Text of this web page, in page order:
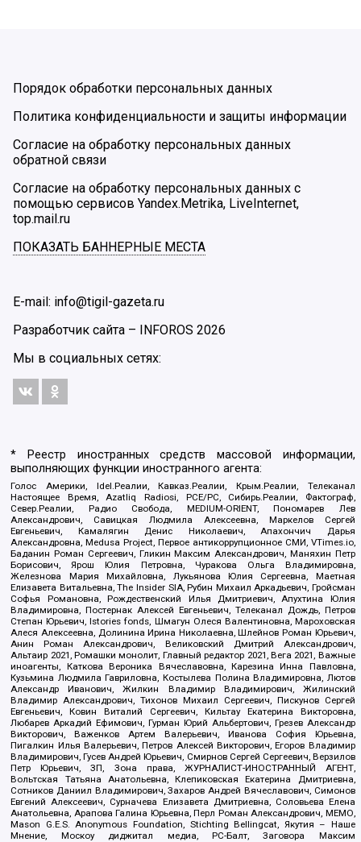
Порядок обработки персональных данных
Политика конфиденциальности и защиты информации
Согласие на обработку персональных данных
обратной связи
Согласие на обработку персональных данных с
помощью сервисов Yandex.Metrika, LiveInternet,
top.mail.ru
ПОКАЗАТЬ БАННЕРНЫЕ МЕСТА
E-mail: info@tigil-gazeta.ru
Разработчик сайта –
INFOROS 2026
Мы в социальных сетях:
* Реестр иностранных средств массовой информации,
выполняющих функции иностранного агента:
Голос Америки, Idel.Реалии, Кавказ.Реалии, Крым.Реалии, Телеканал
Настоящее Время, Azatliq Radiosi, PCE/PC, Сибирь.Реалии, Фактограф,
Север.Реалии, Радио Свобода, MEDIUM-ORIENT, Пономарев Лев
Александрович, Савицкая Людмила Алексеевна, Маркелов Сергей
Евгеньевич, Камалягин Денис Николаевич, Апахончич Дарья
Александровна, Medusa Project, Первое антикоррупционное СМИ, VTimes.io,
Баданин Роман Сергеевич, Гликин Максим Александрович, Маняхин Петр
Борисович, Ярош Юлия Петровна, Чуракова Ольга Владимировна,
Железнова Мария Михайловна, Лукьянова Юлия Сергеевна, Маетная
Елизавета Витальевна, The Insider SIA, Рубин Михаил Аркадьевич, Гройсман
Софья Романовна, Рождественский Илья Дмитриевич, Апухтина Юлия
Владимировна, Постернак Алексей Евгеньевич, Телеканал Дождь, Петров
Степан Юрьевич, Istories fonds, Шмагун Олеся Валентиновна, Мароховская
Алеся Алексеевна, Долинина Ирина Николаевна, Шлейнов Роман Юрьевич,
Анин Роман Александрович, Великовский Дмитрий Александрович,
Альтаир 2021, Ромашки монолит, Главный редактор 2021, Вега 2021, Важные
иноагенты, Каткова Вероника Вячеславовна, Карезина Инна Павловна,
Кузьмина Людмила Гавриловна, Костылева Полина Владимировна, Лютов
Александр Иванович, Жилкин Владимир Владимирович, Жилинский
Владимир Александрович, Тихонов Михаил Сергеевич, Пискунов Сергей
Евгеньевич, Ковин Виталий Сергеевич, Кильтау Екатерина Викторовна,
Любарев Аркадий Ефимович, Гурман Юрий Альбертович, Грезев Александр
Викторович, Важенков Артем Валерьевич, Иванова София Юрьевна,
Пигалкин Илья Валерьевич, Петров Алексей Викторович, Егоров Владимир
Владимирович, Гусев Андрей Юрьевич, Смирнов Сергей Сергеевич, Верзилов
Петр Юрьевич, ЗП, Зона права, ЖУРНАЛИСТ-ИНОСТРАННЫЙ АГЕНТ,
Вольтская Татьяна Анатольевна, Клепиковская Екатерина Дмитриевна,
Сотников Даниил Владимирович, Захаров Андрей Вячеславович, Симонов
Евгений Алексеевич, Сурначева Елизавета Дмитриевна, Соловьева Елена
Анатольевна, Арапова Галина Юрьевна, Перл Роман Александрович, МЕМО,
Mason G.E.S. Anonymous Foundation, Stichting Bellingcat, Якутия – Наше
Мнение, Москоу диджитал медиа, РС-Балт, Заговора Максим